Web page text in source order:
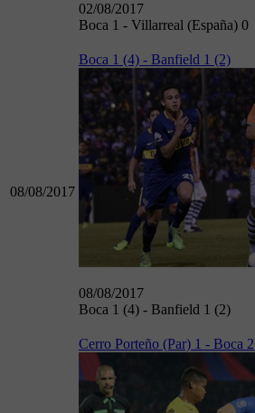
02/08/2017
Boca 1 - Villarreal (España) 0
08/08/2017
Boca 1 (4) - Banfield 1 (2)
08/08/2017
Boca 1 (4) - Banfield 1 (2)
Cerro Porteño (Par) 1 - Boca 2